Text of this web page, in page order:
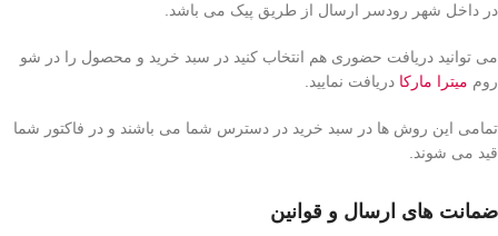
در داخل شهر رودسر ارسال از طریق پیک می باشد.
می توانید دریافت حضوری هم انتخاب کنید در سبد خرید و محصول را در شو
روم میترا مارکا دریافت نمایید.
تمامی این روش ها در سبد خرید در دسترس شما می باشند و در فاکتور شما
قید می شوند.
ضمانت های ارسال و قوانین